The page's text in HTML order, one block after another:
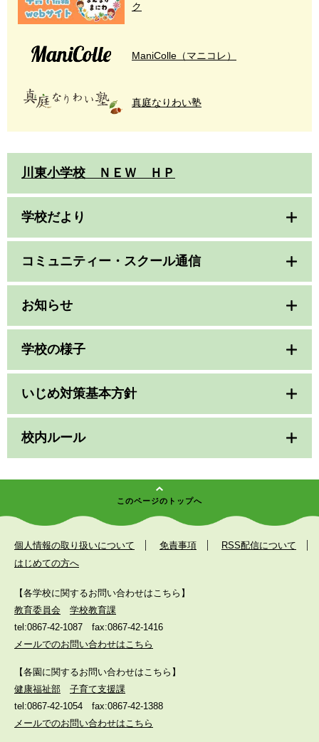
ク
ManiColle（マニコレ）
真庭なりわい塾
川東小学校 ＮＥＷ ＨＰ
学校だより
コミュニティー・スクール通信
お知らせ
学校の様子
いじめ対策基本方針
校内ルール
このページのトップへ
個人情報の取り扱いについて 免責事項
RSS配信について
はじめての方へ
【各学校に関するお問い合わせはこちら】
教育委員会
学校教育課
tel:0867-42-1087
fax:0867-42-1416
メールでのお問い合わせはこちら
【各園に関するお問い合わせはこちら】
健康福祉部
子育て支援課
tel:0867-42-1054
fax:0867-42-1388
メールでのお問い合わせはこちら